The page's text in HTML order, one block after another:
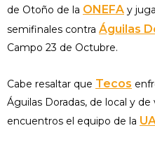
de Otoño de la ONEFA y
semifinales contra Águilas
Campo 23 de Octubre.
Cabe resaltar que Tecos
Águilas Doradas, de local y
encuentros el equipo de la